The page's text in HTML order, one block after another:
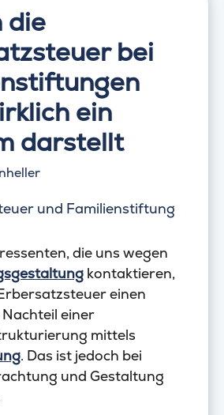
die
bei
ein
darstellt
die uns wegen
kontaktieren,
einen
einer
mittels
. Das ist jedoch bei
und Gestaltung